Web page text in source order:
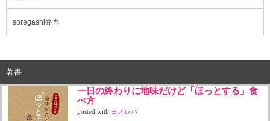
soregashi弁当
著書
一日の終わりに地味だけど「ほっとする」食
べ方
posted with ヨメレバ